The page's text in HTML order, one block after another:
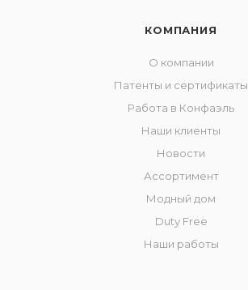
КОМПАНИЯ
О компании
Патенты и сертификаты
Работа в Конфаэль
Наши клиенты
Новости
Ассортимент
Модный дом
Duty Free
Наши работы